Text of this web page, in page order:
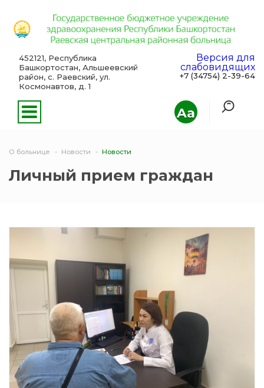
Aa
452121, Республика
Башкортостан, Альшеевский
район, с. Раевский, ул.
Космонавтов, д. 1
Версия для
слабовидящих
+7 (34754) 2-39-64
О больнице Новости Новости
Личный прием граждан